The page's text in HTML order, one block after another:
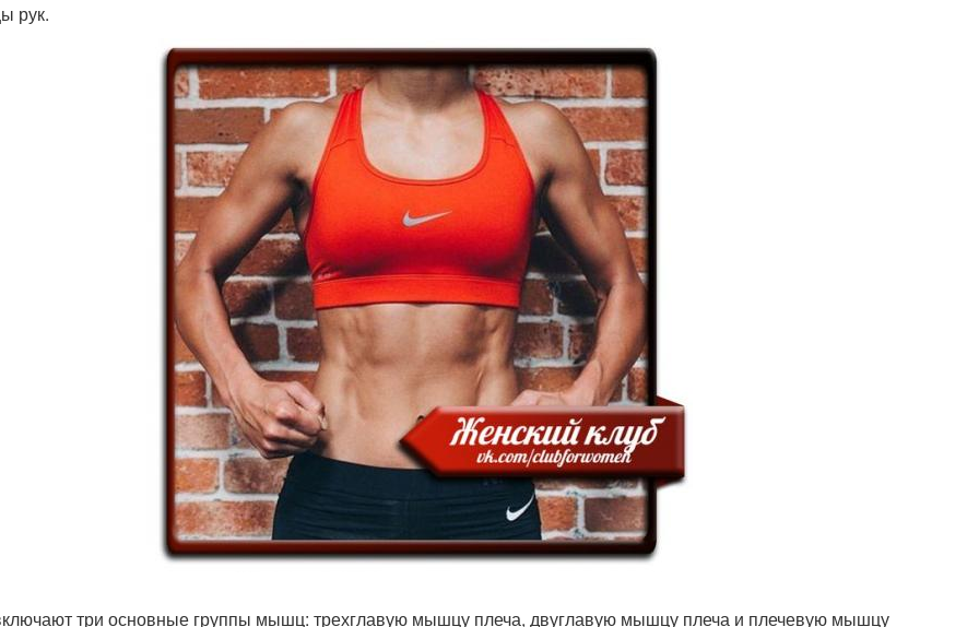
рук.
три основные группы мышц: трехглавую мышцу плеча, двуглавую мышцу плеча и плечевую мышцу